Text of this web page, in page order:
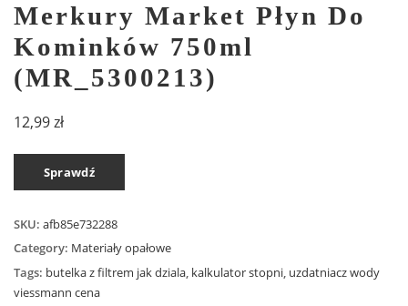
Merkury Market Płyn Do
Kominków 750ml
(MR_5300213)
12,99zł
Sprawdź
SKU: afb85e732288
Category: Materiały opałowe
Tags: butelka z filtrem jak dziala kalkulator stopni uzdatniacz wody
viessmann cena